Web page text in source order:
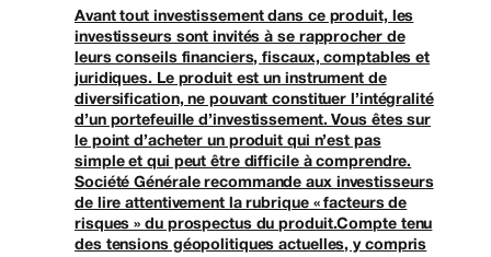
Avant tout investissement dans ce produit, les
investisseurs sont invités à se rapprocher de
leurs conseils financiers, fiscaux, comptables et
juridiques. Le produit est un instrument de
diversification, ne pouvant constituer l’intégralité
d’un portefeuille d’investissement. Vous êtes sur
le point d’acheter un produit qui n’est pas
simple et qui peut être difficile à comprendre.
Société Générale recommande aux investisseurs
de lire attentivement la rubrique « facteurs de
risques » du prospectus du produit.Compte tenu
des tensions géopolitiques actuelles, y compris